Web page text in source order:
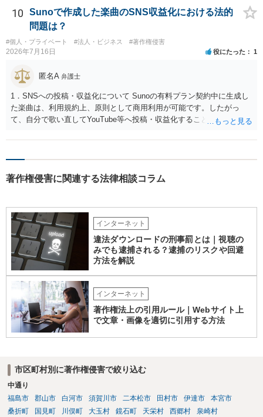
細な検討が必要です。遅延損害金の発生なども確認するとよいでしょ
う。 ６弁護士に窓口を一本化して、直接連絡を避けることも方法の一
10
Sunoで作成した楽曲のSNS収益化における法的
問題は？
#個人・プライベート #法人・ビジネス #著作権侵害
2026年7月16日 役にたった 1
匿名A 弁護士
1．SNSへの投稿・収益化について Sunoの有料プラン契約中に生成し
た楽曲は、利用規約上、原則として商用利用が可能です。したがっ
て、自分で歌い直してYouTube等へ投稿・収益化することも、通常は
確認してください。 2．メロディーや伴奏の使用について AIボーカル
ば、原則として使用可能です。 3．著作権とJASRAC登録について Su
の創作的な関与が乏しい場合、著作権が認められない可能性がありま
す。自分で歌い直しただけで、作曲部分の著作権が発生するわけでも
ありません。 なお、自分で歌い直した歌唱については、楽曲自体に著
作権が成立するか否かとは別に、実演家としての著作隣接権が生じま
す。ただし、この権利は、Sunoが生成したメロディーや伴奏自体につ
いて著作権を取得することを意味するものではありません。 JASRAC
への登録は必須ではありません。登録を希望する場合は、自分が作
詞、作曲、編曲等にどの程度創作的に関与したかを説明できることが
重要です。 4．音楽配信やライブについて SpotifyやApple Musicでの
配信、販売、ライブでの歌唱も、Sunoの規約上の商用利用条件を満た
せば、原則として可能です。ただし、配信サービスごとのAI生成音楽
ておくことをお勧めします。また、既存の楽曲と偶然類似する可能性
最終的には、個別の楽曲の制作過程と、利用時点のSuno及び配信サー
ビスの規約を確認して判断することになります。
著作権侵害に関連する法律相談コラム
インターネット
違法ダウンロードの刑事罰とは｜視聴の
みでも逮捕される？逮捕のリスクや回避
方法を解説
インターネット
著作権法上の引用ルール｜Webサイト上
で文章・画像を適切に引用する方法
市区町村別に著作権侵害で絞り込む
中通り
福島市
郡山市 白河市 須賀川市 二本松市 田村市 伊達市
本宮市
桑折町
国見町 川俣町 大玉村 鏡石町 天栄村 西郷村
泉崎村